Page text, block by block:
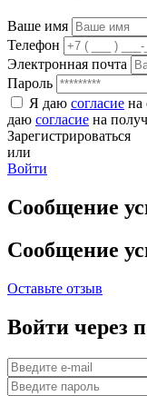
Ваше имя
Телефон
Электронная почта
Пароль
Я даю согласие на
даю согласие на
Зарегистрироваться
или
Войти
Сообщение
Сообщение
Оставьте отзыв
Войти через